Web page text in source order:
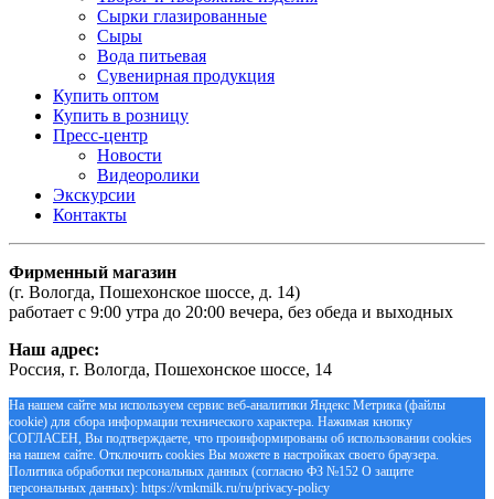
Сырки глазированные
Сыры
Вода питьевая
Сувенирная продукция
Купить оптом
Купить в розницу
Пресс-центр
Новости
Видеоролики
Экскурсии
Контакты
Фирменный магазин
(г. Вологда, Пошехонское шоссе, д. 14)
работает с 9:00 утра до 20:00 вечера, без обеда и выходных
Наш адрес:
Россия, г. Вологда, Пошехонское шоссе, 14
На нашем сайте мы используем сервис веб-аналитики Яндекс Метрика (файлы
cookie) для сбора информации технического характера. Нажимая кнопку
СОГЛАСЕН, Вы подтверждаете, что проинформированы об использовании cookies
на нашем сайте. Отключить cookies Вы можете в настройках своего браузера.
Политика обработки персональных данных (согласно ФЗ №152 О защите
персональных данных): https://vmkmilk.ru/ru/privacy-policy